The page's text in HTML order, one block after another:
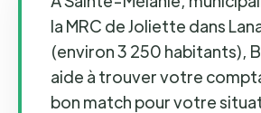
la MRC de Joliette dans
(environ 3 250 habitants),
aide à trouver votre
bon match pour votre